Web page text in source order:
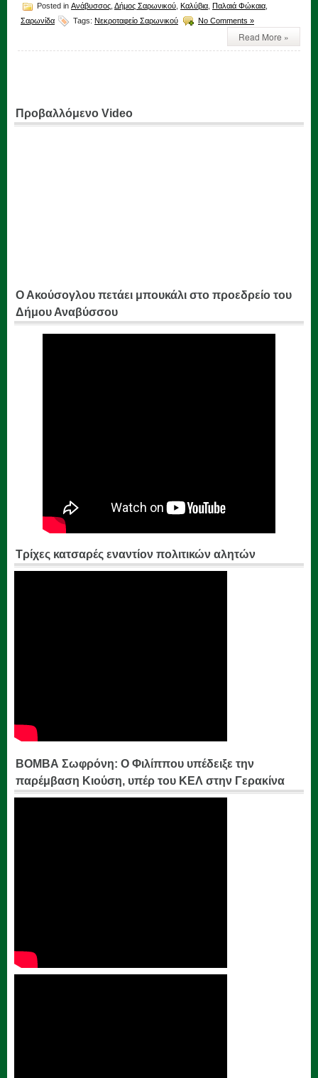
Posted in Ανάβυσσος Δήμος Σαρωνικού Καλύβια Παλαιά Φώκαια
Σαρωνίδα
Tags: Νεκροταφείο Σαρωνικού No Comments »
Read More »
Προβαλλόμενο Video
Ο Ακούσογλου πετάει μπουκάλι στο προεδρείο του
Δήμου Αναβύσσου
Τρίχες κατσαρές εναντίον πολιτικών αλητών
ΒΟΜΒΑ Σωφρόνη: Ο Φιλίππου υπέδειξε την
παρέμβαση Κιούση, υπέρ του ΚΕΛ στην Γερακίνα